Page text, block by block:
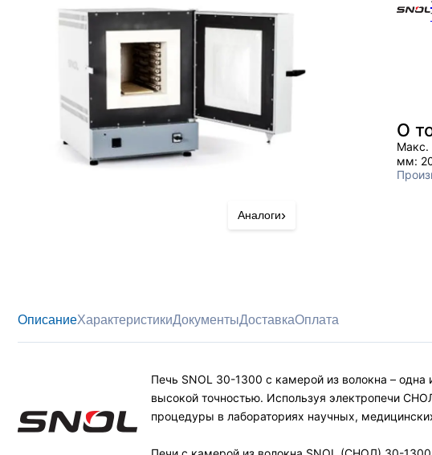
Аналоги›
О
Макс.
мм:
ОписаниеХарактеристикиДокументыДоставкаОплата
Печь SNOL 30-1300 с камерой из волокна – одна
высокой точностью. Используя электропечи
процедуры в лабораториях научных,